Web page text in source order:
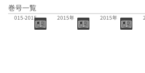
巻号一覧
25(1)-25(4):2
015-2015
2015年
2015年